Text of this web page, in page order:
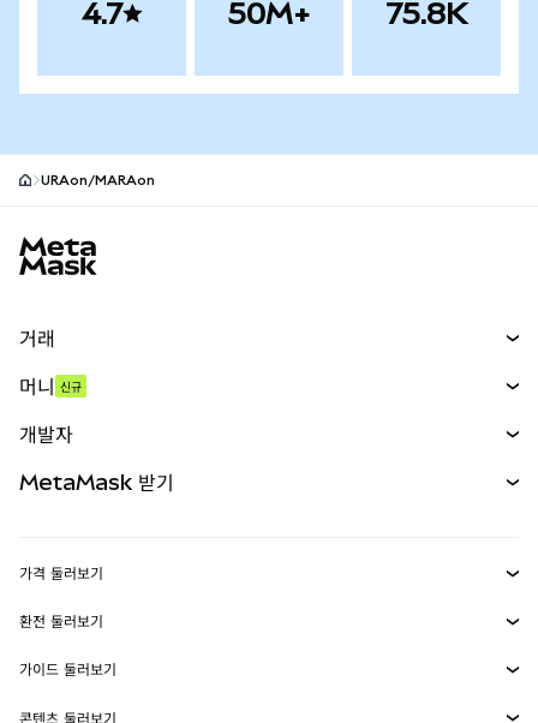
4.7 50M+ 75.8K
URAon/MARAon
거래
무기한 선물
실물자산
머니 신규
개발자
MetaMask Connect
Snaps
웹3 서비스
MetaMask 받기
보안
가격 둘러보기
이더리움 가격
솔라나 가격
환전 둘러보기
ETH를 USD로 환전
USDT를 INR로 환전
가이드 둘러보기
콘텐츠 둘러보기